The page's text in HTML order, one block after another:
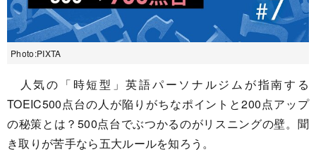
Photo:PIXTA
人気の「時短型」英語パーソナルジムが指南する
TOEIC500点台の人が陥りがちなポイントと200点アップ
の秘策とは？500点台でぶつかるのがリスニングの壁。聞
き取りが苦手なら五大ルールを知ろう。